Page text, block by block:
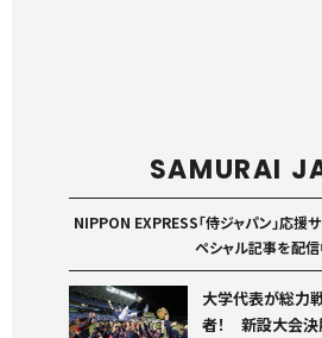
SAMURAI
NIPPON EXPRESS「侍ジャパン」応
ペシャル記事を配
大学代表が総力
者！ 新設大会